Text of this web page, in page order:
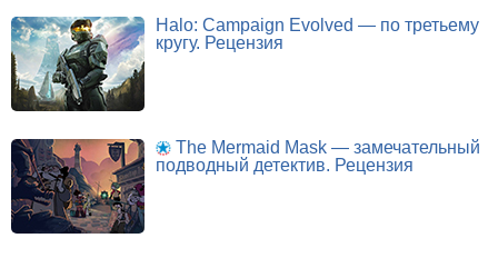
Halo: Campaign Evolved — по третьему
кругу. Рецензия
The Mermaid Mask — замечательный
подводный детектив. Рецензия